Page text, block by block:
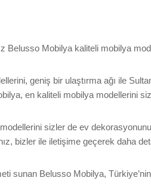
Belusso Mobilya kaliteli mobilya
geniş bir ulaştırma ağı ile
en kaliteli mobilya modellerini
sizler de ev
bizler ile iletişime geçerek daha
sunan Belusso Mobilya,